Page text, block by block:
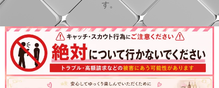
す。